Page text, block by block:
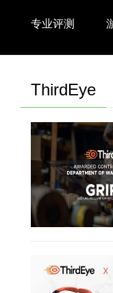
专业评测
ThirdEye